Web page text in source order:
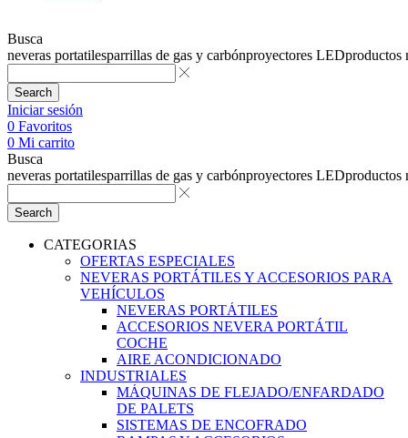
Busca
neveras portatilesparrillas de gas y carbónproyectores LEDproductos
Search
Iniciar sesión
0 Favoritos
0 Mi carrito
Busca
neveras portatilesparrillas de gas y carbónproyectores LEDproductos
Search
CATEGORIAS
OFERTAS ESPECIALES
NEVERAS PORTÁTILES Y ACCESORIOS PARA
VEHÍCULOS
NEVERAS PORTÁTILES
ACCESORIOS NEVERA PORTÁTIL
COCHE
AIRE ACONDICIONADO
INDUSTRIALES
MÁQUINAS DE FLEJADO/ENFARDADO
DE PALETS
SISTEMAS DE ENCOFRADO